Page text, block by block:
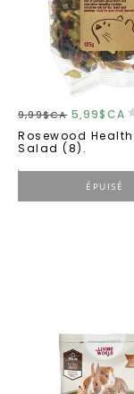
9,99$CA 5,99$CA
Rosewood
Salad (8).
ÉPUISÉ